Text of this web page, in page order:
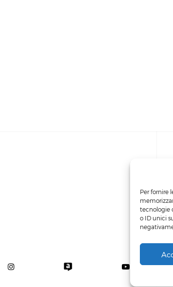
Per fornire
tecnologie
o ID unici